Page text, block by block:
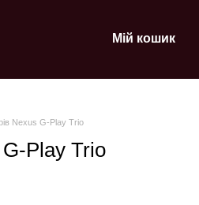
Мій кошик
Nexus G-Play Trio
G-Play Trio